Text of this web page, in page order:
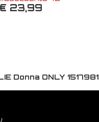
€ 23,99
Donna ONLY